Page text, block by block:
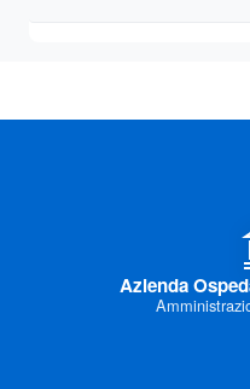
Azienda